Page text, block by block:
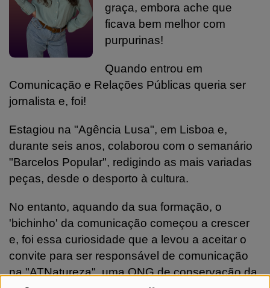
graça, embora ache que
ficava bem melhor com
purpurinas!
Quando entrou em
Comunicação e Relações Públicas queria ser
jornalista e, foi!
Estagiou na "Agência Lusa", em Lisboa e,
durante seis anos, colaborou com o semanário
"Barcelos Popular", redigindo as mais variadas
peças, desde o desporto à cultura.
No entanto, aquando da sua formação, o
'bichinho' da comunicação começou a crescer
e, foi essa curiosidade que a levou a aceitar o
convite para ser responsável de comunicação
na "ATNatureza", uma ONG de conservação da